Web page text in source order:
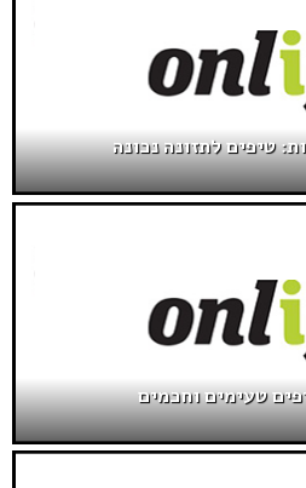
טיפים לתזונה נכונה
טעימים וחכמים